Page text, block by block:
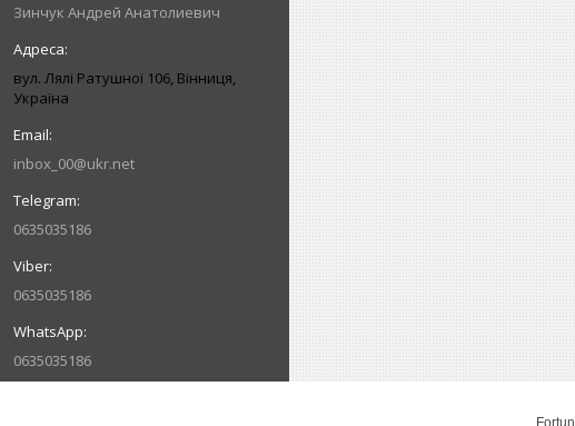
Зинчук Андрей Анатолиевич
вул. Лялі Ратушної 106, Вінниця,
Україна
inbox_00@ukr.net
0635035186
0635035186
0635035186